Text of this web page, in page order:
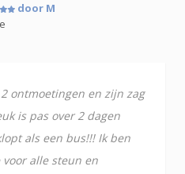
door M
ontmoetingen en zijn zag
is pas over 2 dagen
als een bus!!! Ik ben
alle steun en